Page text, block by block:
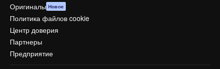
Оригиналы Новое
Политика файлов cookie
Центр доверия
Партнеры
Предприятие